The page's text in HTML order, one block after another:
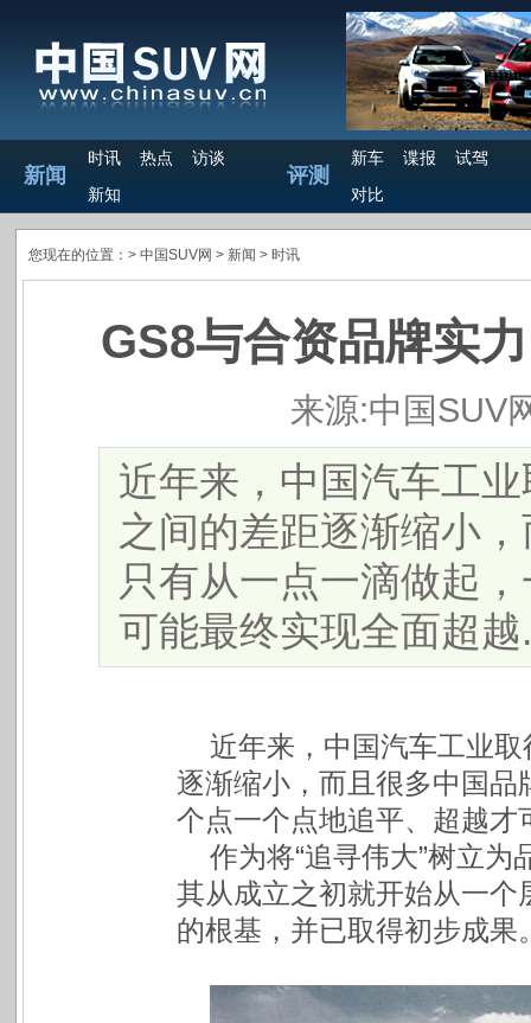
新闻
时讯 热点
访谈
新知
评测
新车 谍报
试驾
对比
您现在的位置：> 中国SUV网 > 新闻 > 时讯
GS8与合资品牌实
来源:中国SUV
近年来，中国汽车工
之间的差距逐渐缩小
只有从一点一滴做起
可能最终实现全面超越
近年来，中国汽车工业
逐渐缩小，而且很多中国
个点一个点地追平、超越才
作为将“追寻伟大”树立
其从成立之初就开始从一
的根基，并已取得初步成果